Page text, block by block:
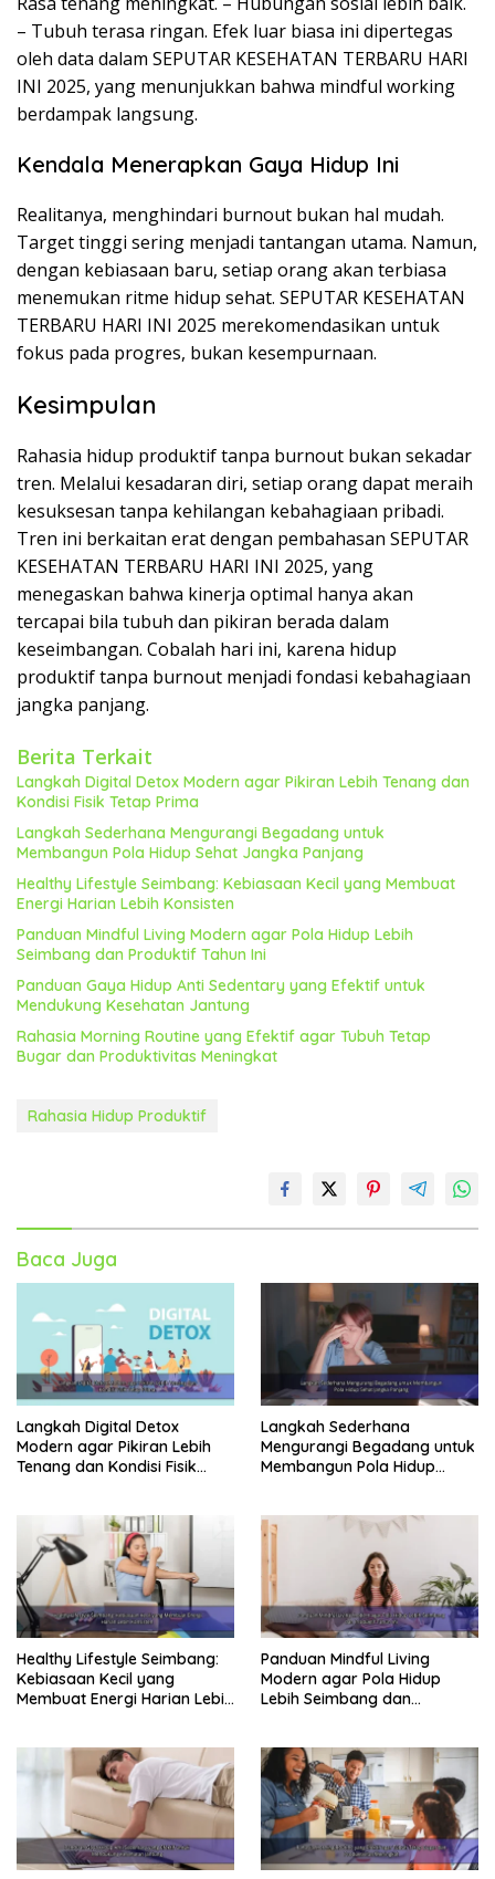
– Tubuh terasa ringan. Efek luar biasa ini dipertegas
oleh data dalam SEPUTAR KESEHATAN TERBARU HARI
INI 2025, yang menunjukkan bahwa mindful working
berdampak langsung.
Kendala Menerapkan Gaya Hidup Ini
Realitanya, menghindari burnout bukan hal mudah.
Target tinggi sering menjadi tantangan utama. Namun,
dengan kebiasaan baru, setiap orang akan terbiasa
menemukan ritme hidup sehat. SEPUTAR KESEHATAN
TERBARU HARI INI 2025 merekomendasikan untuk
fokus pada progres, bukan kesempurnaan.
Kesimpulan
Rahasia hidup produktif tanpa burnout bukan sekadar
tren. Melalui kesadaran diri, setiap orang dapat meraih
kesuksesan tanpa kehilangan kebahagiaan pribadi.
Tren ini berkaitan erat dengan pembahasan SEPUTAR
KESEHATAN TERBARU HARI INI 2025, yang
menegaskan bahwa kinerja optimal hanya akan
tercapai bila tubuh dan pikiran berada dalam
keseimbangan. Cobalah hari ini, karena hidup
produktif tanpa burnout menjadi fondasi kebahagiaan
jangka panjang.
Berita Terkait
Langkah Digital Detox Modern agar Pikiran Lebih Tenang dan
Kondisi Fisik Tetap Prima
Langkah Sederhana Mengurangi Begadang untuk
Membangun Pola Hidup Sehat Jangka Panjang
Healthy Lifestyle Seimbang: Kebiasaan Kecil yang Membuat
Energi Harian Lebih Konsisten
Panduan Mindful Living Modern agar Pola Hidup Lebih
Seimbang dan Produktif Tahun Ini
Panduan Gaya Hidup Anti Sedentary yang Efektif untuk
Mendukung Kesehatan Jantung
Rahasia Morning Routine yang Efektif agar Tubuh Tetap
Bugar dan Produktivitas Meningkat
Rahasia Hidup Produktif
Baca Juga
Langkah Digital Detox
Modern agar Pikiran Lebih
Tenang dan Kondisi Fisik
Langkah Sederhana
Mengurangi Begadang untuk
Membangun Pola Hidup
Healthy Lifestyle Seimbang:
Kebiasaan Kecil yang
Membuat Energi Harian Lebih
Panduan Mindful Living
Modern agar Pola Hidup
Lebih Seimbang dan